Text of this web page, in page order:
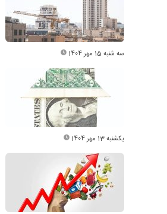
سه شنبه 15 مهر 1404
یکشنبه 13 مهر 1404